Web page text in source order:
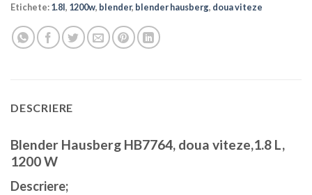
Etichete:1.8l, 1200w, blender, blender hausberg, doua viteze
DESCRIERE
Blender Hausberg HB7764, doua viteze,1.8 L,
1200 W
Descriere;